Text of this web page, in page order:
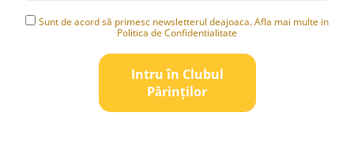
Sunt de acord să primesc newsletterul deajoaca. Afla mai multe in
Politica de Confidentialitate
Intru în Clubul
Pǎrinților